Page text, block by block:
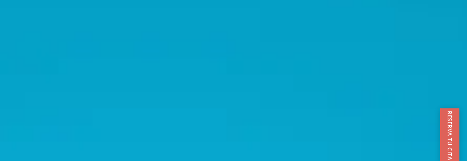
RESERVA TU CITA